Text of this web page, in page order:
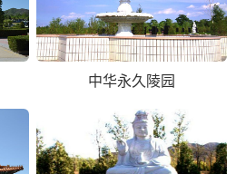
中华永久陵园